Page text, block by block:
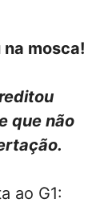
mosca!
que não
ao G1: